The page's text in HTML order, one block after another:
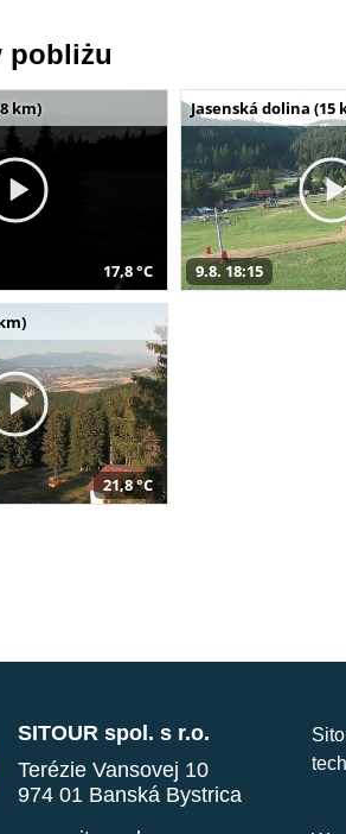
pobliżu
km)
17,8 °C
Jasenská dolina (15
9.8. 18:15
21,8 °C
SITOUR spol. s r.o.
Terézie Vansovej 10
974 01 Banská Bystrica